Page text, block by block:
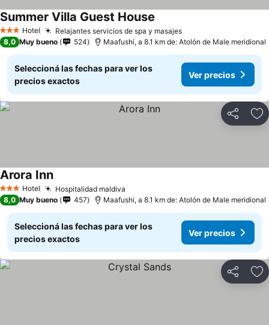
3 Estrellas
Hotel Relajantes servicios de spa y masajes
Summer Villa Guest House
8,0 Muy bueno 524 Maafushi, a 8.1 km de: Atolón de Male meridional
Seleccioná las fechas para ver los
precios exactos
Ver precios
Compartir
3 Estrellas
Hotel Hospitalidad maldiva
Arora Inn
8,0 Muy bueno 457 Maafushi, a 8.1 km de: Atolón de Male meridional
Seleccioná las fechas para ver los
precios exactos
Ver precios
Compartir